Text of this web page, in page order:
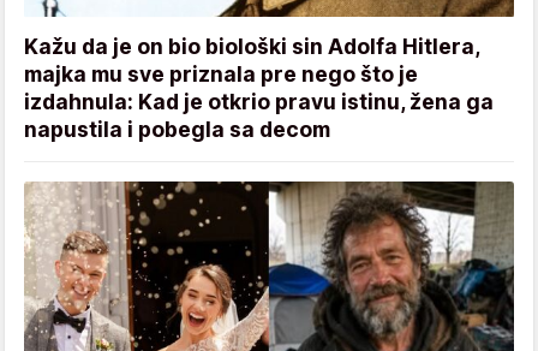
Kažu da je on bio biološki sin Adolfa Hitlera,
majka mu sve priznala pre nego što je
izdahnula: Kad je otkrio pravu istinu, žena ga
napustila i pobegla sa decom